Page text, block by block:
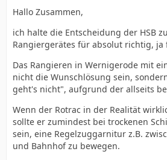
Hallo Zusammen,
ich halte die Entscheidung der HSB
Rangiergerätes für absolut richtig,
Das Rangieren in Wernigerode mit
nicht die Wunschlösung sein,
geht's nicht", aufgrund der allseits
Wenn der Rotrac in der Realität
sollte er zumindest bei trockenen
sein, eine Regelzuggarnitur z.B.
und Bahnhof zu bewegen.